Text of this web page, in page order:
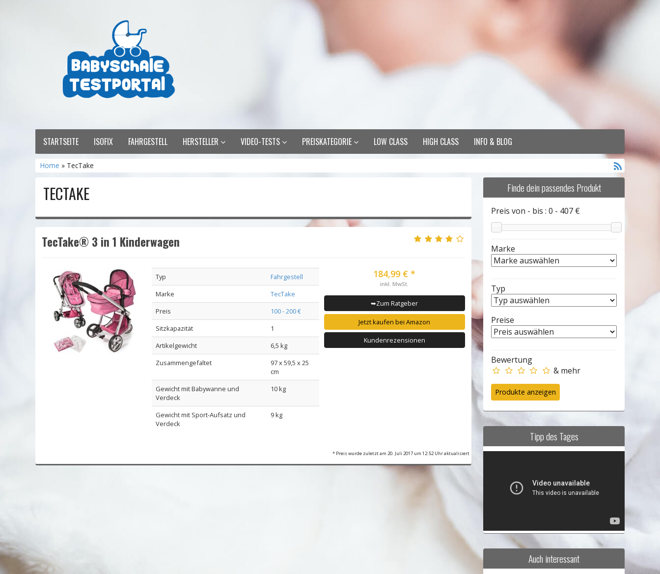
STARTSEITE ISOFIX FAHRGESTELL HERSTELLER VIDEO-TESTS PREISKATEGORIE LOW CLASS HIGH CLASS INFO & BLOG
Home » TecTake
TECTAKE
TecTake® 3 in 1 Kinderwagen
Typ
Fahrgestell
Marke
TecTake
Preis
100 - 200 €
Sitzkapazität
1
Artikelgewicht
6,5 kg
Zusammengefaltet
97 x 59,5 x 25
cm
Gewicht mit Babywanne und
Verdeck
10 kg
Gewicht mit Sport-Aufsatz und
Verdeck
9 kg
184,99 € *
inkl. MwSt.
➥Zum Ratgeber
Jetzt kaufen bei Amazon
Kundenrezensionen
* Preis wurde zuletzt am 20. Juli 2017 um 12:52 Uhr aktualisiert
Finde dein passendes Produkt
Preis von - bis : 0 - 407 €
Marke
Typ
Preise
Bewertung
& mehr
Tipp des Tages
Auch interessant